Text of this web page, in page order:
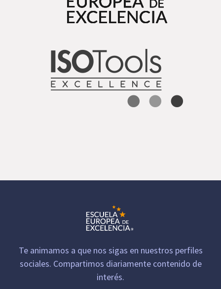
Te animamos a que nos sigas en nuestros perfiles
sociales. Compartimos diariamente contenido de
interés.